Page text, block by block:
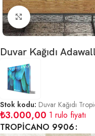
Büyütmek için tıklayın
Duvar Kağıdı
Stok kodu: Duvar Kağıdı
₺3.000,00 1 rulo fiyatı
TROPİCANO 9906